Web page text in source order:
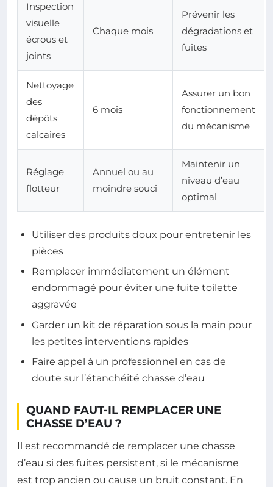
Inspection
visuelle
écrous et
joints
Chaque mois
Prévenir les
dégradations et
fuites
Nettoyage
des
dépôts
calcaires
6 mois
Assurer un bon
fonctionnement
du mécanisme
Réglage
flotteur
Annuel ou au
moindre souci
Maintenir un
niveau d’eau
optimal
Utiliser des produits doux pour entretenir les
pièces
Remplacer immédiatement un élément
endommagé pour éviter une fuite toilette
aggravée
Garder un kit de réparation sous la main pour
les petites interventions rapides
Faire appel à un professionnel en cas de
doute sur l’étanchéité chasse d’eau
QUAND FAUT-IL REMPLACER UNE
CHASSE D’EAU ?
Il est recommandé de remplacer une chasse
d’eau si des fuites persistent, si le mécanisme
est trop ancien ou cause un bruit constant. En